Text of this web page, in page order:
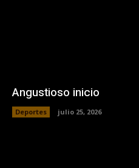
Angustioso inicio
Deportes julio 25, 2026